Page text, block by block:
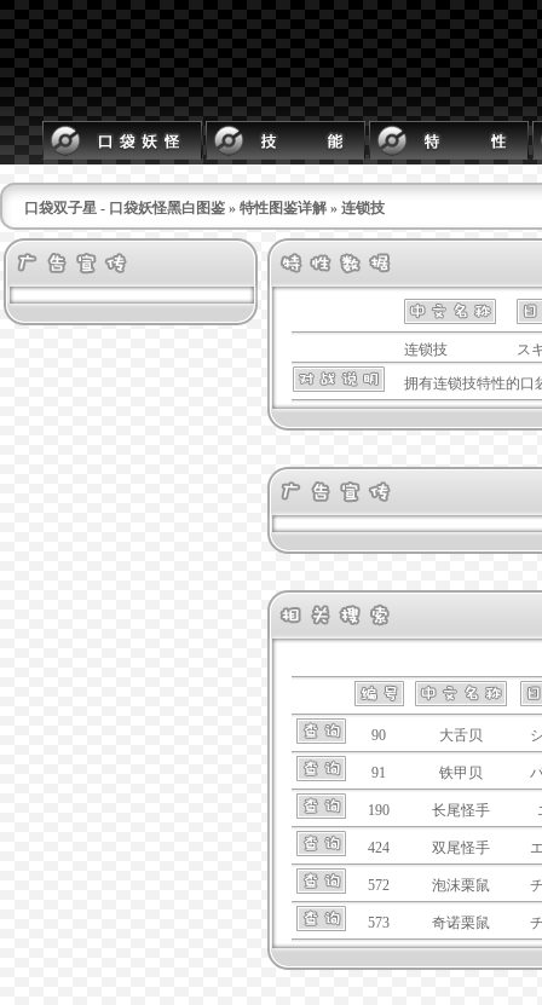
口袋双子星 - 口袋妖怪黑白图鉴 » 特性图鉴详解 » 连锁技
连锁技
ス
拥有连锁技特性的口
90 大舌贝
91 铁甲贝
190 长尾怪手
424 双尾怪手
572 泡沫栗鼠
573 奇诺栗鼠